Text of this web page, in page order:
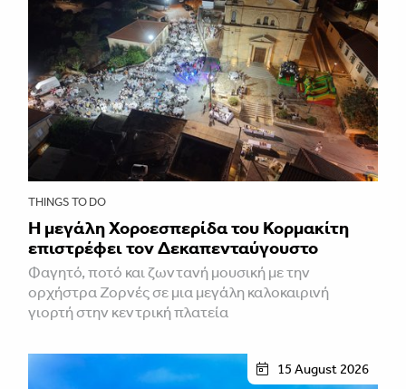
THINGS TO DO
Η μεγάλη Χοροεσπερίδα του Κορμακίτη
επιστρέφει τον Δεκαπενταύγουστο
Φαγητό, ποτό και ζωντανή μουσική με την
ορχήστρα Ζορνές σε μια μεγάλη καλοκαιρινή
γιορτή στην κεντρική πλατεία
15 August 2026